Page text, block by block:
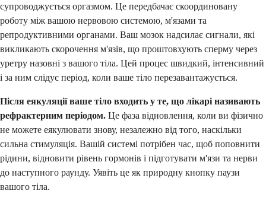
супроводжується оргазмом. Це передбачає скоординовану
роботу між вашою нервовою системою, м'язами та
репродуктивними органами. Ваш мозок надсилає сигнали, які
викликають скорочення м'язів, що проштовхують сперму через
уретру назовні з вашого тіла. Цей процес швидкий, інтенсивний
і за ним слідує період, коли ваше тіло перезавантажується.
Після еякуляції ваше тіло входить у те, що лікарі називають
рефрактерним періодом. Це фаза відновлення, коли ви фізично
не можете еякулювати знову, незалежно від того, наскільки
сильна стимуляція. Вашій системі потрібен час, щоб поповнити
рідини, відновити рівень гормонів і підготувати м'язи та нерви
до наступного раунду. Уявіть це як природну кнопку паузи
вашого тіла.